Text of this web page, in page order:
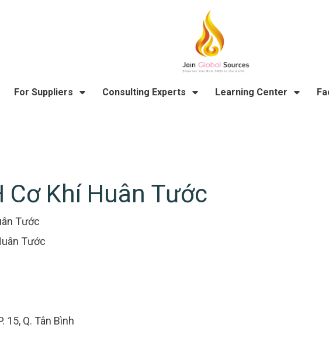
For Suppliers Consulting Experts Learning Center
Cơ Khí Huân Tước
Tước
Tước
15, Q. Tân Bình